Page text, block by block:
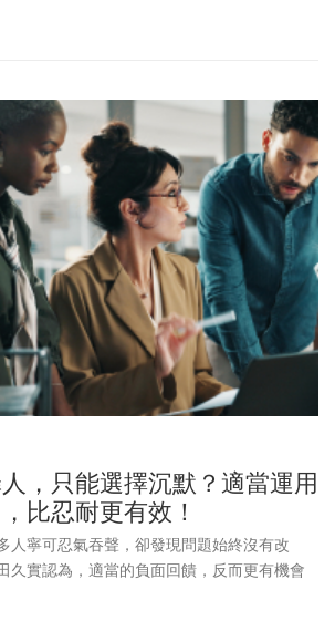
，只能選擇沉默？適當運用
比忍耐更有效！
人寧可忍氣吞聲，卻發現問題始終沒有改
久實認為，適當的負面回饋，反而更有機會